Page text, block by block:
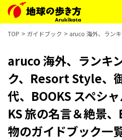
TOP ガイドブック aruco 海外、ラン
aruco 海外、ランキ
ク、Resort Style、
代、BOOKS スペシ
KS 旅の名言＆絶景
物のガイドブック一